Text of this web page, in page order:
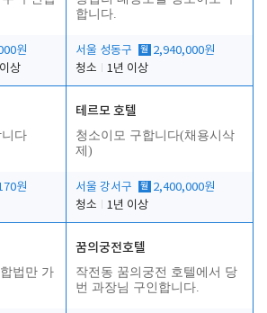
원
상
합니다.
서울 성동구 월 2,940,000원
청소
1년 이상
다
원
테르모 호텔
청소이모 구합니다(채용시삭
제)
서울 강서구 월 2,400,000원
청소
1년 이상
법만 가
꿈의궁전호텔
작전동 꿈의궁전 호텔에서 당
번 과장님 구인합니다.